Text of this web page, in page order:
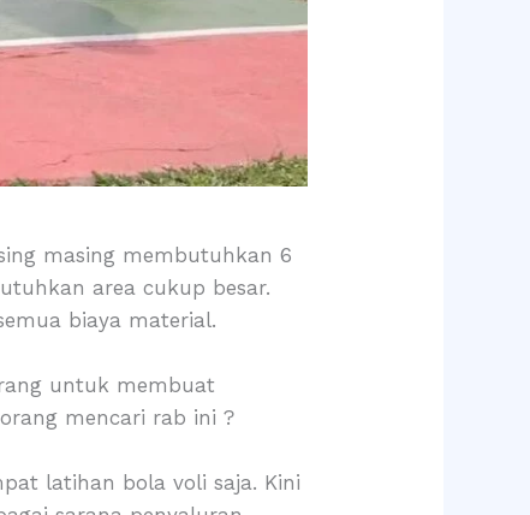
masing membutuhkan 6
area cukup besar.
biaya material.
untuk membuat
mencari rab ini ?
latihan bola voli saja. Kini